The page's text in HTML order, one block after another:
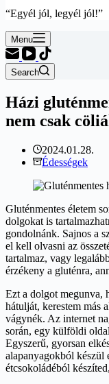
“Egyél jól, legyél jól!”
Menu
Search
Házi
nem csak
2024.01.28.
Édességek
Gluténmentes életem
dolgokat is
gondolnánk. Sajnos a
el kell olvasni az
tartalmaz, vagy
érzékeny a gluténra,
Ezt a dolgot megunva,
hátulját, kerestem más
vágynék. Az internet
során, egy külföldi
Egyszerű, gyorsan
alapanyagokból készül
étcsokoládéból